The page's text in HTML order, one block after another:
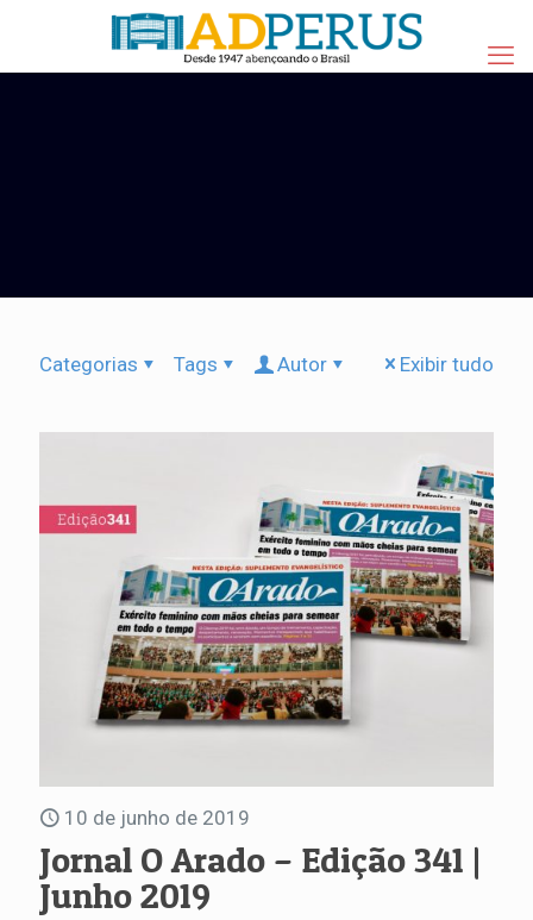
Categorias Tags Autor Exibir tudo
10 de junho de 2019
Jornal O Arado – Edição 341 |
Junho 2019